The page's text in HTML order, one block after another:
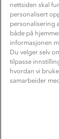
Tips til
nettsiden skal
personalisert
personalisering
både på
informasjonen
Du velger selv
tilpasse
hvordan vi
samarbeider